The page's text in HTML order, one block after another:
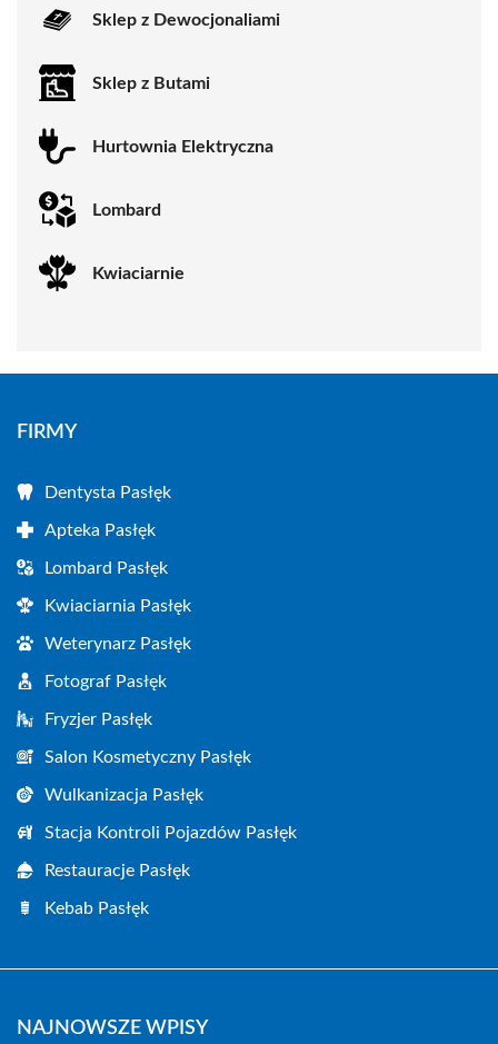
Sklep z Dewocjonaliami
Sklep z Butami
Hurtownia Elektryczna
Lombard
Kwiaciarnie
FIRMY
Dentysta Pasłęk
Apteka Pasłęk
Lombard Pasłęk
Kwiaciarnia Pasłęk
Weterynarz Pasłęk
Fotograf Pasłęk
Fryzjer Pasłęk
Salon Kosmetyczny Pasłęk
Wulkanizacja Pasłęk
Stacja Kontroli Pojazdów Pasłęk
Restauracje Pasłęk
Kebab Pasłęk
NAJNOWSZE WPISY